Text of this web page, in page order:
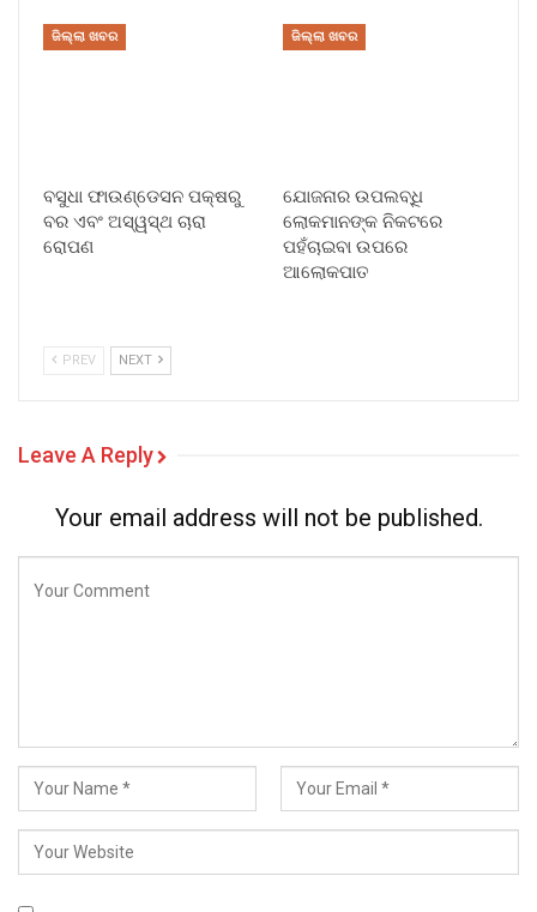
ଜିଲ୍ଲା ଖବର
ବସୁଧା ଫାଉଣ୍ଡେସନ ପକ୍ଷରୁ
ବର ଏବଂ ଅସ୍ୱସ୍ଥ ଚାରା
ରୋପଣ
ଜିଲ୍ଲା ଖବର
ଯୋଜନାର ଉପଲବ୍ଧି
ଲୋକମାନଙ୍କ ନିକଟରେ
ପହଁଚାଇବା ଉପରେ
ଆଲୋକପାତ
PREV NEXT
Leave A Reply
Your email address will not be published.